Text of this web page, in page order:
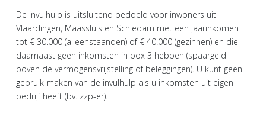
De invulhulp is uitsluitend bedoeld voor inwoners uit
Vlaardingen, Maassluis en Schiedam met een jaarinkomen
tot € 30.000 (alleenstaanden) of € 40.000 (gezinnen) en die
daarnaast geen inkomsten in box 3 hebben (spaargeld
boven de vermogensvrijstelling of beleggingen). U kunt geen
gebruik maken van de invulhulp als u inkomsten uit eigen
bedrijf heeft (bv. zzp-er).